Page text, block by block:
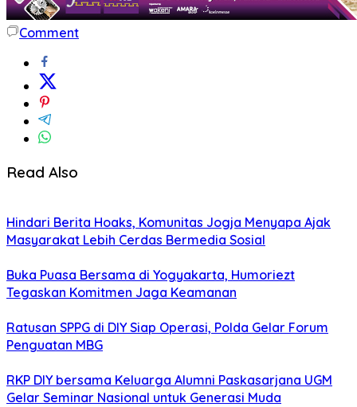
Comment
Read Also
Hindari Berita Hoaks, Komunitas Jogja Menyapa Ajak
Masyarakat Lebih Cerdas Bermedia Sosial
Buka Puasa Bersama di Yogyakarta, Humoriezt
Tegaskan Komitmen Jaga Keamanan
Ratusan SPPG di DIY Siap Operasi, Polda Gelar Forum
Penguatan MBG
RKP DIY bersama Keluarga Alumni Paskasarjana UGM
Gelar Seminar Nasional untuk Generasi Muda